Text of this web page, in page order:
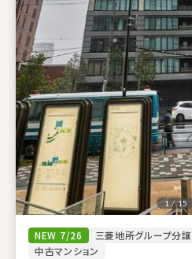
NEW 7/26 三菱地所グループ分譲
中古マンション
1 / 15